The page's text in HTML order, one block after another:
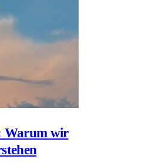
Warum wir